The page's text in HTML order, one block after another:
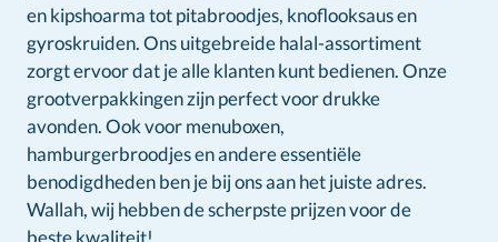
en kipshoarma tot pitabroodjes, knoflooksaus en
gyroskruiden. Ons uitgebreide halal-assortiment
zorgt ervoor dat je alle klanten kunt bedienen. Onze
grootverpakkingen zijn perfect voor drukke
avonden. Ook voor menuboxen,
hamburgerbroodjes en andere essentiële
benodigdheden ben je bij ons aan het juiste adres.
Wallah, wij hebben de scherpste prijzen voor de
beste kwaliteit!